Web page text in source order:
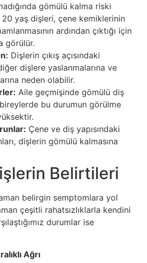
gömülü kalma riski
yaş dişleri, çene kemiklerinin
ardından çıktığı için
görülür.
Dişlerin çıkış açısındaki
dişlere yaslanmalarına ve
neden olabilir.
Aile geçmişinde gömülü diş
bu durumun görülme
Çene ve diş yapısındaki
dişlerin gömülü kalmasına
Belirtileri
belirgin semptomlara yol
çeşitli rahatsızlıklarla kendini
durumlar ise
Ağrı